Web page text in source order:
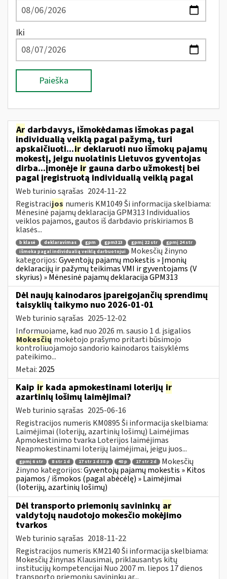
Iki
Paieška
Ar darbdavys, išmokėdamas išmokas pagal
individualią veiklą pagal pažymą, turi
apskaičiuoti...ir deklaruoti nuo išmokų pajamų
mokestį, jeigu nuolatinis Lietuvos gyventojas
dirba...įmonėje ir gauna darbo užmokestį bei
pagal įregistruotą individualią veiklą pagal
Web turinio sąrašas 2024-11-22
Registracijos numeris KM1049 Ši informacija skelbiama:
Mėnesinė pajamų deklaracija GPM313 Individualios
veiklos pajamos, gautos iš darbdavio priskiriamos B
klasės...
b klasė deklaravimas gpm gpm313 gpmį 22 str
gpmį 24 str
išmoka pagal individualią veiklą darbuotojui
Mokesčių žinyno
kategorijos:Gyventojų pajamų mokestis » Įmonių
deklaracijų ir pažymų teikimas VMI ir gyventojams (V
skyrius) » Mėnesinė pajamų deklaracija GPM313
Dėl naujų kainodaros įpareigojančių sprendimų
taisyklių taikymo nuo 2026-01-01
Web turinio sąrašas 2025-12-02
Informuojame, kad nuo 2026 m. sausio 1 d. įsigalios
Mokesčių mokėtojo prašymo pritarti būsimojo
kontroliuojamojo sandorio kainodaros taisyklėms
pateikimo...
Metai: 2025
Kaip ir kada apmokestinami loterijų ir
azartinių lošimų laimėjimai?
Web turinio sąrašas 2025-06-16
Registracijos numeris KM0895 Ši informacija skelbiama:
Laimėjimai (loterijų, azartinių lošimų) Laimėjimas
Apmokestinimo tvarka Loterijos laimėjimas
Neapmokestinami loterijų laimėjimai, jeigu juos...
gpmį 6 str 8 str 1 d 17 str 1 d 38 p 40 p 17 str 2 d
Mokesčių
žinyno kategorijos:Gyventojų pajamų mokestis » Kitos
pajamos / išmokos (pagal abėcėlę) » Laimėjimai
(loterijų, azartinių lošimų)
Dėl transporto priemonių savininkų ar
valdytojų naudotojo mokesčio mokėjimo
tvarkos
Web turinio sąrašas 2018-11-22
Registracijos numeris KM2140 Ši informacija skelbiama:
Mokesčių žinynas Klausimai, priklausantys kitų
institucijų kompetencijai Nuo 2007 m. liepos 17 dienos
transporto priemonių savininkų ar...